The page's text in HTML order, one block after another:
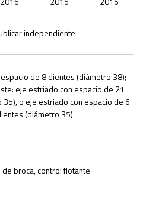
independiente
de 8 dientes (diámetro 38);
eje estriado con espacio de 21
o eje estriado con espacio de 6
(diámetro 35)
de broca, control flotante